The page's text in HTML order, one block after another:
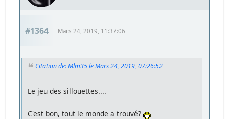
#1364 Mars 24, 2019, 11:37:06
Citation de: Mlm35 le Mars 24, 2019, 07:26:52
Le jeu des sillouettes....
C'est bon, tout le monde a trouvé?